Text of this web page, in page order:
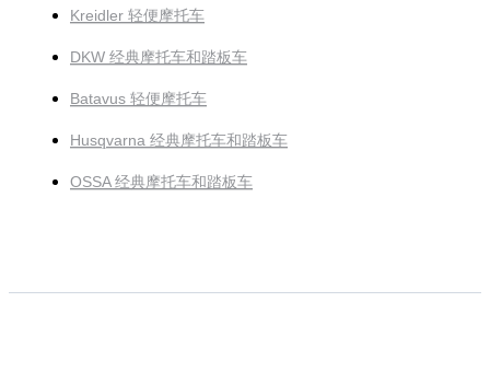
Kreidler 轻便摩托车
DKW 经典摩托车和踏板车
Batavus 轻便摩托车
Husqvarna 经典摩托车和踏板车
OSSA 经典摩托车和踏板车